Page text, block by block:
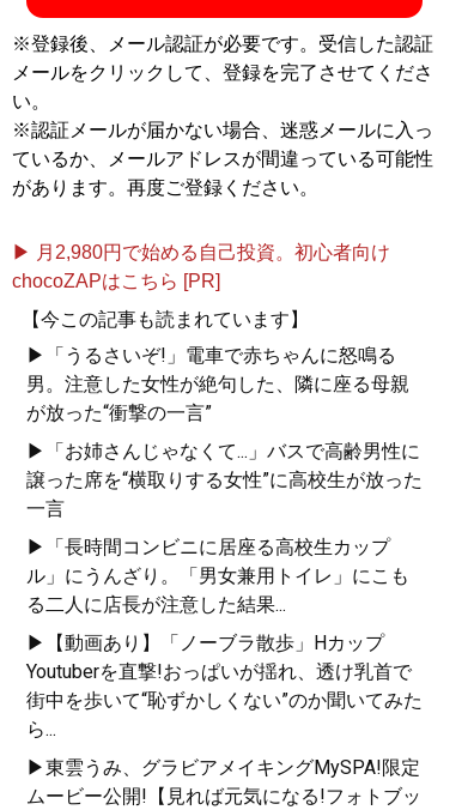
もう大量消費、大量生産
で無駄遣いをするのはや
めよう
記事一覧へ
※登録後、メール認証が必要です。受信した認証
メールをクリックして、登録を完了させてくださ
い。
※認証メールが届かない場合、迷惑メールに入っ
ているか、メールアドレスが間違っている可能性
があります。再度ご登録ください。
▶ 月2,980円で始める自己投資。初心者向け
chocoZAPはこちら [PR]
【今この記事も読まれています】
▶「うるさいぞ!」電車で赤ちゃんに怒鳴る
男。注意した女性が絶句した、隣に座る母親
が放った“衝撃の一言”
▶「お姉さんじゃなくて...」バスで高齢男性に
譲った席を“横取りする女性”に高校生が放った
一言
▶「長時間コンビニに居座る高校生カップ
ル」にうんざり。「男女兼用トイレ」にこも
る二人に店長が注意した結果...
▶【動画あり】「ノーブラ散歩」Hカップ
Youtuberを直撃!おっぱいが揺れ、透け乳首で
街中を歩いて“恥ずかしくない”のか聞いてみた
ら...
▶東雲うみ、グラビアメイキングMySPA!限定
ムービー公開!【見れば元気になる!フォトブッ